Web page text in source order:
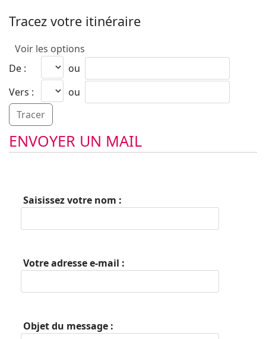
Tracez votre itinéraire
Voir les options
De :
ou
Vers :
ou
ENVOYER UN MAIL
Saisissez votre nom :
Votre adresse e-mail :
Objet du message :